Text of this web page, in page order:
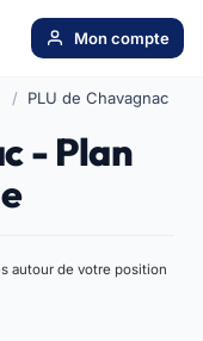
Mon compte
PLU de Chavagnac
- Plan
autour de votre position